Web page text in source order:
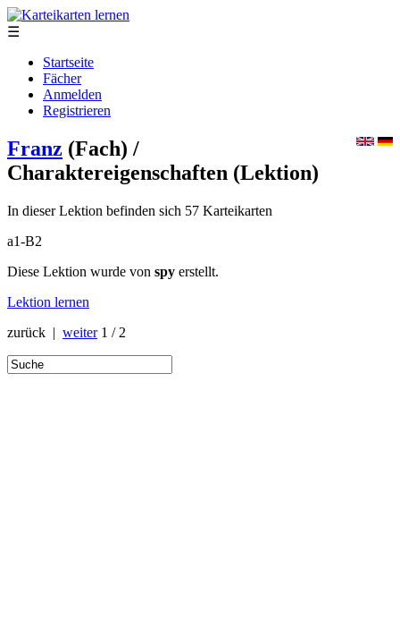
☰
Startseite
Fächer
Anmelden
Registrieren
Franz (Fach) /
Charaktereigenschaften (Lektion)
In dieser Lektion befinden sich 57 Karteikarten
a1-B2
Diese Lektion wurde von spy erstellt.
Lektion lernen
zurück | weiter 1 / 2